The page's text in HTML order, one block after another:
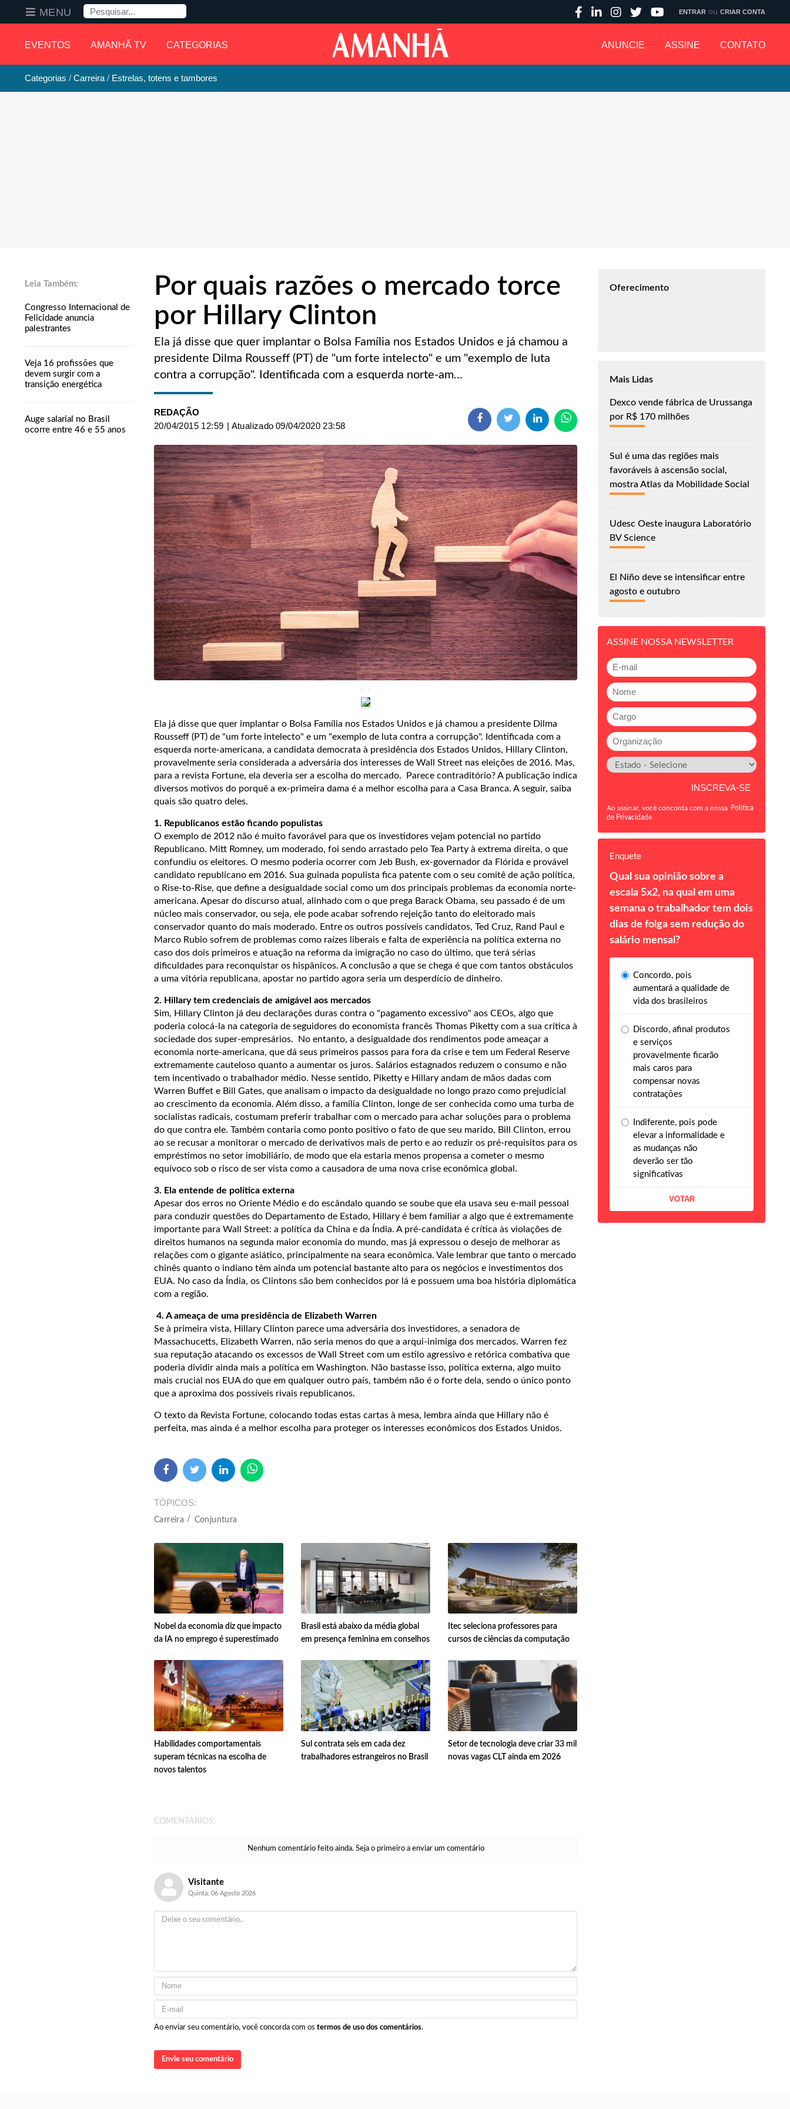
EVENTOS AMANHÃ TV CATEGORIAS ANUNCIE ASSINE CONTATO
MENU Pesquisa ENTRAR ou CRIAR CONTA
Categorias Carreira Estrelas, totens e tambores
Congresso Internacional de
Felicidade anuncia
palestrantes
Veja 16 profissões que
devem surgir com a
transição energética
Auge salarial no Brasil
ocorre entre 46 e 55 anos
Por quais razões o mercado torce
por Hillary Clinton
Ela já disse que quer implantar o Bolsa Família nos Estados Unidos e já chamou a
presidente Dilma Rousseff (PT) de "um forte intelecto" e um "exemplo de luta
contra a corrupção". Identificada com a esquerda norte-am...
REDAÇÃO
20/04/2015 12:59 | Atualizado 09/04/2020 23:58
Ela já disse que quer implantar o Bolsa Família nos Estados Unidos e já chamou a presidente Dilma
Rousseff (PT) de "um forte intelecto" e um "exemplo de luta contra a corrupção". Identificada com a
esquerda norte-americana, a candidata democrata à presidência dos Estados Unidos, Hillary Clinton,
provavelmente seria considerada a adversária dos interesses de Wall Street nas eleições de 2016. Mas,
para a revista Fortune, ela deveria ser a escolha do mercado. Parece contraditório? A publicação indica
diversos motivos do porquê a ex-primeira dama é a melhor escolha para a Casa Branca. A seguir, saiba
quais são quatro deles.
1. Republicanos estão ficando populistas
O exemplo de 2012 não é muito favorável para que os investidores vejam potencial no partido
Republicano. Mitt Romney, um moderado, foi sendo arrastado pelo Tea Party à extrema direita, o que
confundiu os eleitores. O mesmo poderia ocorrer com Jeb Bush, ex-governador da Flórida e provável
candidato republicano em 2016. Sua guinada populista fica patente com o seu comitê de ação política,
o Rise-to-Rise, que define a desigualdade social como um dos principais problemas da economia norte-
americana. Apesar do discurso atual, alinhado com o que prega Barack Obama, seu passado é de um
núcleo mais conservador, ou seja, ele pode acabar sofrendo rejeição tanto do eleitorado mais
conservador quanto do mais moderado. Entre os outros possíveis candidatos, Ted Cruz, Rand Paul e
Marco Rubio sofrem de problemas como raízes liberais e falta de experiência na política externa no
caso dos dois primeiros e atuação na reforma da imigração no caso do último, que terá sérias
dificuldades para reconquistar os hispânicos. A conclusão a que se chega é que com tantos obstáculos
a uma vitória republicana, apostar no partido agora seria um desperdício de dinheiro.
2. Hillary tem credenciais de amigável aos mercados
Sim, Hillary Clinton já deu declarações duras contra o "pagamento excessivo" aos CEOs, algo que
poderia colocá-la na categoria de seguidores do economista francês Thomas Piketty com a sua crítica à
sociedade dos super-empresários. No entanto, a desigualdade dos rendimentos pode ameaçar a
economia norte-americana, que dá seus primeiros passos para fora da crise e tem um Federal Reserve
extremamente cauteloso quanto a aumentar os juros. Salários estagnados reduzem o consumo e não
tem incentivado o trabalhador médio. Nesse sentido, Piketty e Hillary andam de mãos dadas com
Warren Buffet e Bill Gates, que analisam o impacto da desigualdade no longo prazo como prejudicial
ao crescimento da economia. Além disso, a família Clinton, longe de ser conhecida como uma turba de
socialistas radicais, costumam preferir trabalhar com o mercado para achar soluções para o problema
do que contra ele. Também contaria como ponto positivo o fato de que seu marido, Bill Clinton, errou
ao se recusar a monitorar o mercado de derivativos mais de perto e ao reduzir os pré-requisitos para os
empréstimos no setor imobiliário, de modo que ela estaria menos propensa a cometer o mesmo
equívoco sob o risco de ser vista como a causadora de uma nova crise econômica global.
3. Ela entende de política externa
Apesar dos erros no Oriente Médio e do escândalo quando se soube que ela usava seu e-mail pessoal
para conduzir questões do Departamento de Estado, Hillary é bem familiar a algo que é extremamente
importante para Wall Street: a política da China e da Índia. A pré-candidata é crítica às violações de
direitos humanos na segunda maior economia do mundo, mas já expressou o desejo de melhorar as
relações com o gigante asiático, principalmente na seara econômica. Vale lembrar que tanto o mercado
chinês quanto o indiano têm ainda um potencial bastante alto para os negócios e investimentos dos
EUA. No caso da Índia, os Clintons são bem conhecidos por lá e possuem uma boa história diplomática
com a região.
4. A ameaça de uma presidência de Elizabeth Warren
Se à primeira vista, Hillary Clinton parece uma adversária dos investidores, a senadora de
Massachucetts, Elizabeth Warren, não seria menos do que a arqui-inimiga dos mercados. Warren fez
sua reputação atacando os excessos de Wall Street com um estilo agressivo e retórica combativa que
poderia dividir ainda mais a política em Washington. Não bastasse isso, política externa, algo muito
mais crucial nos EUA do que em qualquer outro país, também não é o forte dela, sendo o único ponto
que a aproxima dos possíveis rivais republicanos.
O texto da Revista Fortune, colocando todas estas cartas à mesa, lembra ainda que Hillary não é
perfeita, mas ainda é a melhor escolha para proteger os interesses econômicos dos Estados Unidos.
TÓPICOS
Carreira Conjuntura
Nobel da economia diz que impacto
da IA no emprego é superestimado
Brasil está abaixo da média global
em presença feminina em conselhos
Itec seleciona professores para
cursos de ciências da computação
Habilidades comportamentais
superam técnicas na escolha de
novos talentos
Sul contrata seis em cada dez
trabalhadores estrangeiros no Brasil
Setor de tecnologia deve criar 33 mil
novas vagas CLT ainda em 2026
COMENTÁRIOS:
Nenhum comentário feito ainda. Seja o primeiro a enviar um comentário
Visitante
Quinta, 06 Agosto 2026
Ao enviar seu comentário, você concorda com os termos de uso dos comentários.
Envie seu comentário
Oferecimento
Mais Lidas
Dexco vende fábrica de Urussanga
por R$ 170 milhões
Sul é uma das regiões mais
favoráveis à ascensão social,
mostra Atlas da Mobilidade Social
Udesc Oeste inaugura Laboratório
BV Science
El Niño deve se intensificar entre
agosto e outubro
ASSINE NOSSA NEWSLETTER
Ao assinar, você concorda com a nossa Política
de Privacidade
Enquete
Qual sua opinião sobre a
escala 5x2, na qual em uma
semana o trabalhador tem dois
dias de folga sem redução do
salário mensal?
Concordo, pois
aumentará a qualidade de
vida dos brasileiros
Discordo, afinal produtos
e serviços
provavelmente ficarão
mais caros para
compensar novas
contratações
Indiferente, pois pode
elevar a informalidade e
as mudanças não
deverão ser tão
significativas